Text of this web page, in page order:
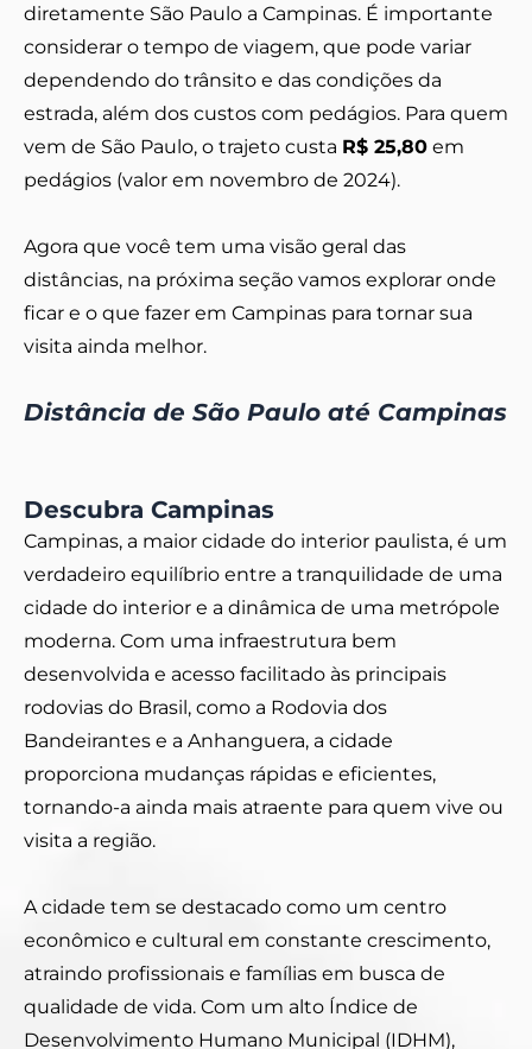
diretamente São Paulo a Campinas. É importante
considerar o tempo de viagem, que pode variar
dependendo do trânsito e das condições da
estrada, além dos custos com pedágios. Para quem
vem de São Paulo, o trajeto custa R$ 25,80 em
pedágios (valor em novembro de 2024).
Agora que você tem uma visão geral das
distâncias, na próxima seção vamos explorar onde
ficar e o que fazer em Campinas para tornar sua
visita ainda melhor.
Distância de São Paulo até Campinas
Descubra Campinas
Campinas, a maior cidade do interior paulista, é um
verdadeiro equilíbrio entre a tranquilidade de uma
cidade do interior e a dinâmica de uma metrópole
moderna. Com uma infraestrutura bem
desenvolvida e acesso facilitado às principais
rodovias do Brasil, como a Rodovia dos
Bandeirantes e a Anhanguera, a cidade
proporciona mudanças rápidas e eficientes,
tornando-a ainda mais atraente para quem vive ou
visita a região.
A cidade tem se destacado como um centro
econômico e cultural em constante crescimento,
atraindo profissionais e famílias em busca de
qualidade de vida. Com um alto Índice de
Desenvolvimento Humano Municipal (IDHM),